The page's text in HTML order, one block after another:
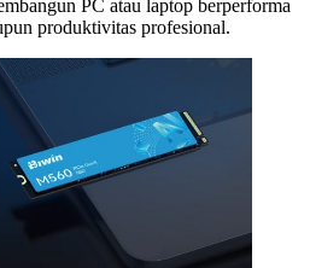
PC atau laptop berperforma
produktivitas profesional.